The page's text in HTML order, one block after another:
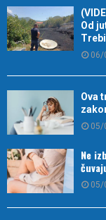
Od
06/
Ova
05/
Ne
05/